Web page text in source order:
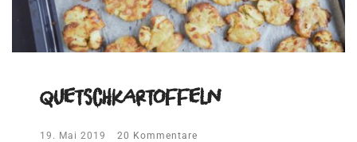
Quetschkartoffeln
19. Mai 2019 20 Kommentare